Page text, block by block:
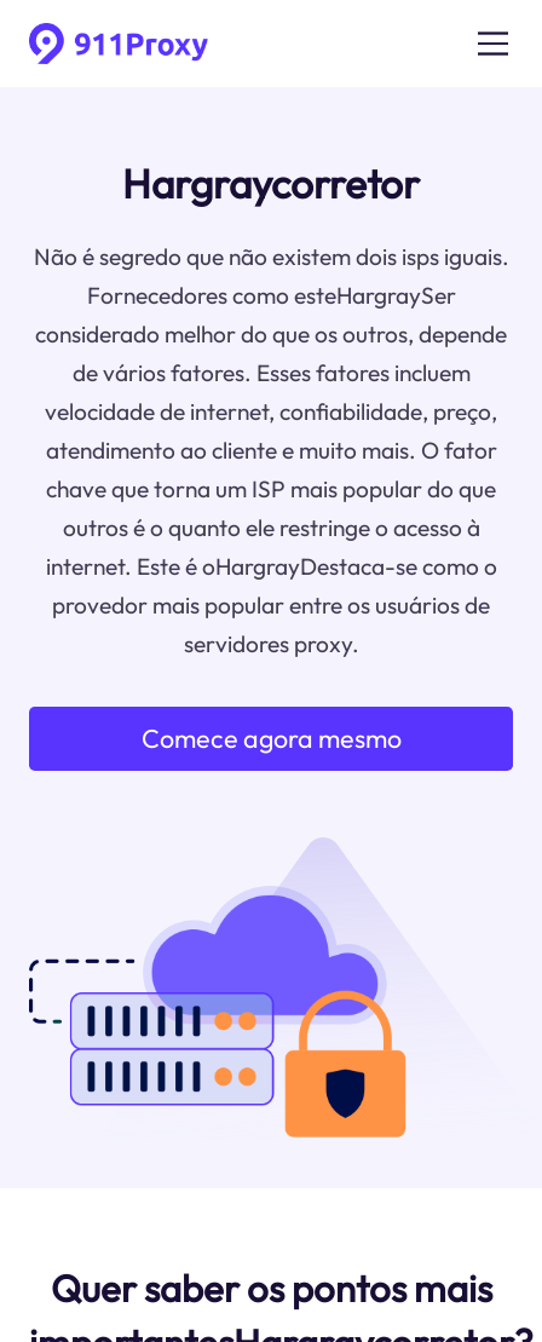
Hargraycorretor
Não é segredo que não existem dois isps iguais.
Fornecedores como esteHargraySer
considerado melhor do que os outros, depende
de vários fatores. Esses fatores incluem
velocidade de internet, confiabilidade, preço,
atendimento ao cliente e muito mais. O fator
chave que torna um ISP mais popular do que
outros é o quanto ele restringe o acesso à
internet. Este é oHargrayDestaca-se como o
provedor mais popular entre os usuários de
servidores proxy.
Comece agora mesmo
Quer saber os pontos mais